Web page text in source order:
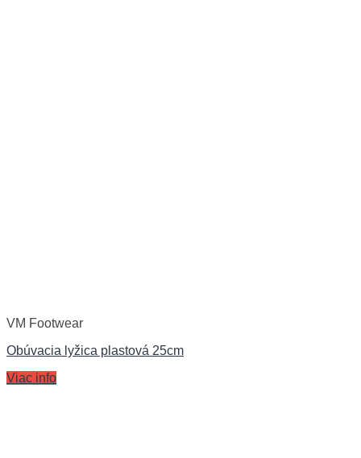
VM Footwear
Obúvacia lyžica plastová 25cm
Viac info